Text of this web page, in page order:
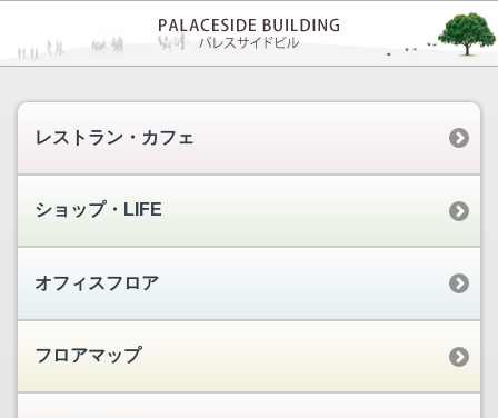
レストラン・カフェ
ショップ・LIFE
オフィスフロア
フロアマップ